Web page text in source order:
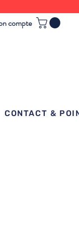
compte
CONTACT &